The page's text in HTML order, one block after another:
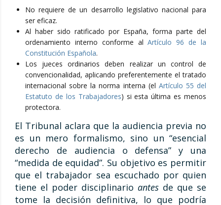
No requiere de un desarrollo legislativo nacional para
ser eficaz.
Al haber sido ratificado por España, forma parte del
ordenamiento interno conforme alArtículo 96 de la
Constitución Española.
Los jueces ordinarios deben realizar un control de
convencionalidad, aplicando preferentemente el tratado
internacional sobre la norma interna (el Artículo 55 del
Estatuto de los Trabajadores) si esta última es menos
protectora.
El Tribunal aclara que la audiencia previa no
es un mero formalismo, sino un “esencial
derecho de audiencia o defensa” y una
“medida de equidad”. Su objetivo es permitir
que el trabajador sea escuchado por quien
tiene el poder disciplinario antes de que se
tome la decisión definitiva, lo que podría